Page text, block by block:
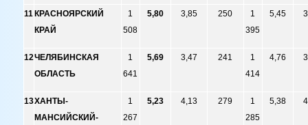
11 КРАСНОЯРСКИЙ
КРАЙ
1
508
5,80 3,85 250
1
395
5,45
12ЧЕЛЯБИНСКАЯ
ОБЛАСТЬ
1
641
5,69 3,47 241
1
414
4,76
13ХАНТЫ-
МАНСИЙСКИЙ-
1
267
5,23 4,13 279
1
285
5,38